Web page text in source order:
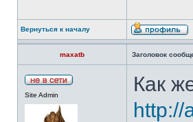
Вернуться к началу
maxatb Заголовок
Site Admin
Как
http://